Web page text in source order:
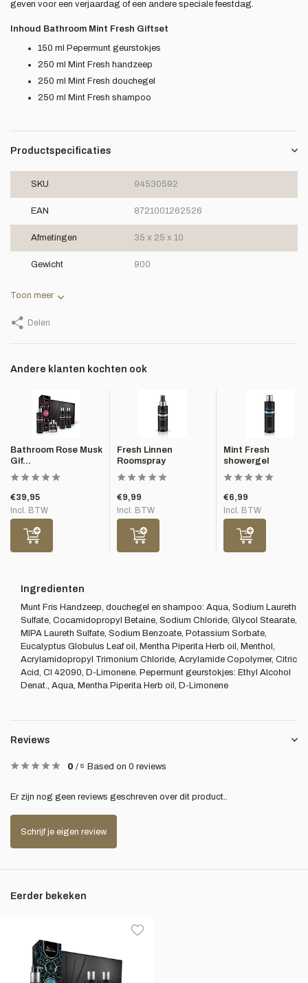
geven voor een verjaardag of een andere speciale feestdag.
Inhoud Bathroom Mint Fresh Giftset
150 ml Pepermunt geurstokjes
250 ml Mint Fresh handzeep
250 ml Mint Fresh douchegel
250 ml Mint Fresh shampoo
Productspecificaties
SKU 94530592
EAN 8721001262526
Afmetingen 35 x 25 x 10
Gewicht 900
Toon meer
Delen
Andere klanten kochten ook
Bathroom Rose Musk
Gif...
€39,95
Incl. BTW
Fresh Linnen
Roomspray
€9,99
Incl. BTW
Mint Fresh
showergel
€6,99
Incl. BTW
Ingredienten
Munt Fris Handzeep, douchegel en shampoo: Aqua, Sodium Laureth
Sulfate, Cocamidopropyl Betaine, Sodium Chloride, Glycol Stearate,
MIPA Laureth Sulfate, Sodium Benzoate, Potassium Sorbate,
Eucalyptus Globulus Leaf oil, Mentha Piperita Herb oil, Menthol,
Acrylamidopropyl Trimonium Chloride, Acrylamide Copolymer, Citric
Acid, CI 42090, D-Limonene. Pepermunt geurstokjes: Ethyl Alcohol
Denat., Aqua, Mentha Piperita Herb oil, D-Limonene
Reviews
0 / 5 Based on 0 reviews
Er zijn nog geen reviews geschreven over dit product..
Schrijf je eigen review
Eerder bekeken